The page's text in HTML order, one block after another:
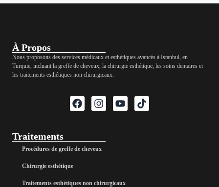
À Propos
Nous proposons des services médicaux et esthétiques avancés à Istanbul, en
Turquie, incluant la greffe de cheveux, la chirurgie esthétique, les soins dentaires et
les traitements esthétiques non chirurgicaux.
Traitements
Procédures de greffe de cheveux
Chirurgie esthétique
Traitements esthétiques non chirurgicaux